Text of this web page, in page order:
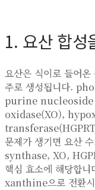
1. 요산 합성
요산은 식이로 들어
주로 생성됩니다.
purine
oxidase(XO),
문제가 생기면 요산
synthase, XO,
핵심 효소에 해당합
xanthine으로 전환시